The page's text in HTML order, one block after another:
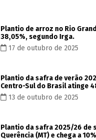
Plantio de arroz no Rio
38,05%, segundo Irga.
17 de outubro de 2025
Plantio da safra de verão
Centro-Sul do Brasil atinge
13 de outubro de 2025
Plantio da safra 2025/26 de
Querência (MT) e chega a